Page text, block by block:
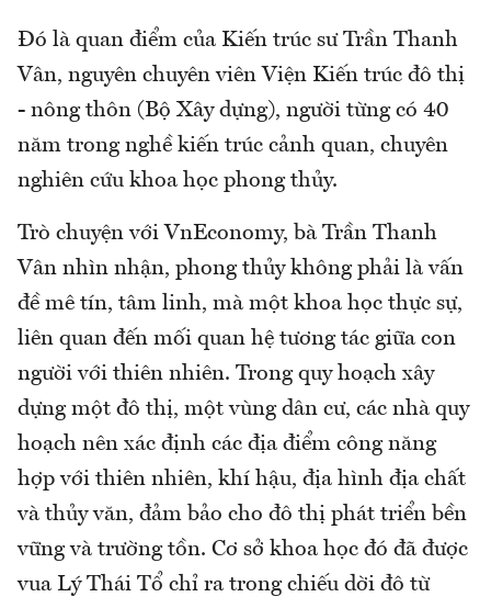
Đó là quan điểm của Kiến trúc sư Trần Thanh
Vân, nguyên chuyên viên Viện Kiến trúc đô thị
- nông thôn (Bộ Xây dựng), người từng có 40
năm trong nghề kiến trúc cảnh quan, chuyên
nghiên cứu khoa học phong thủy.
Trò chuyện với VnEconomy, bà Trần Thanh
Vân nhìn nhận, phong thủy không phải là vấn
đề mê tín, tâm linh, mà một khoa học thực sự,
liên quan đến mối quan hệ tương tác giữa con
người với thiên nhiên. Trong quy hoạch xây
dựng một đô thị, một vùng dân cư, các nhà quy
hoạch nên xác định các địa điểm công năng
hợp với thiên nhiên, khí hậu, địa hình địa chất
và thủy văn, đảm bảo cho đô thị phát triển bền
vững và trường tồn. Cơ sở khoa học đó đã được
vua Lý Thái Tổ chỉ ra trong chiếu dời đô từ